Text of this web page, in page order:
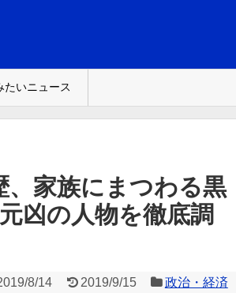
たいニュース
、家族にまつわる黒
凶の人物を徹底調
8/14 2019/9/15 政治・経済